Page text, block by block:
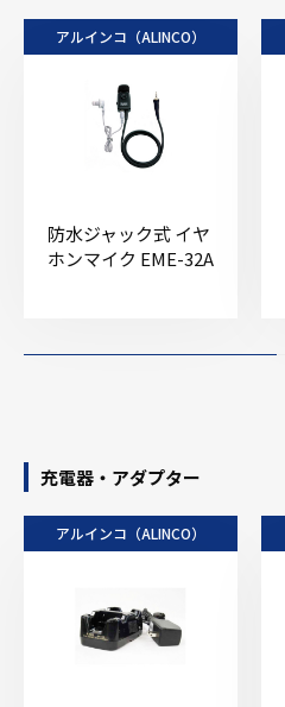
アルインコ（ALINCO）
防水ジャック式 イヤ
ホンマイク EME-32A
充電器・アダプター
アルインコ（ALINCO）